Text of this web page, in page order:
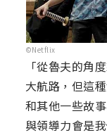
©Netflix
「從魯夫的角
大航路，但這
和其他一些故
與領導力會是